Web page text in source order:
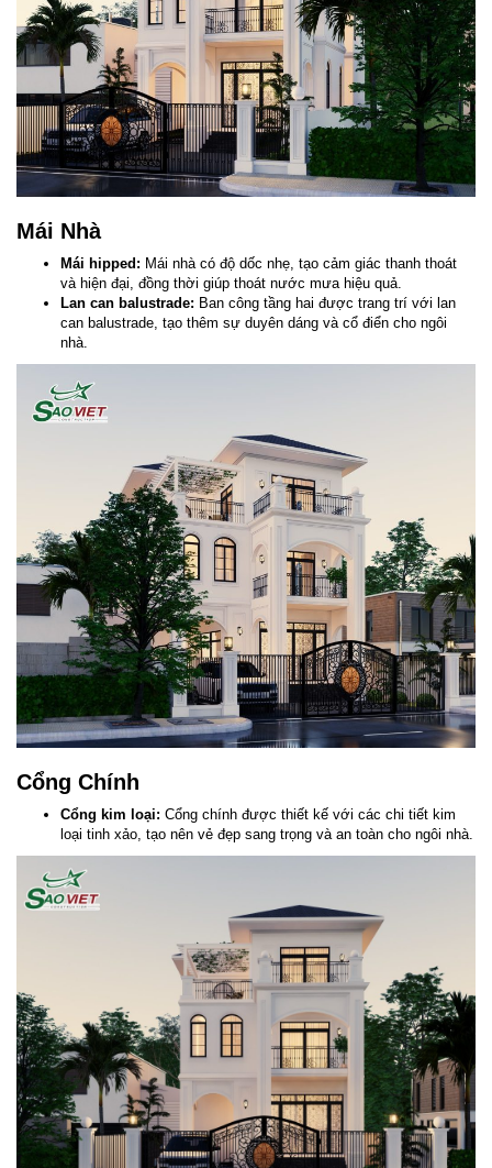
Mái Nhà
Mái hipped: Mái nhà có độ dốc nhẹ, tạo cảm giác thanh thoát
và hiện đại, đồng thời giúp thoát nước mưa hiệu quả.
Lan can balustrade: Ban công tầng hai được trang trí với lan
can balustrade, tạo thêm sự duyên dáng và cổ điển cho ngôi
nhà.
Cổng Chính
Cổng kim loại: Cổng chính được thiết kế với các chi tiết kim
loại tinh xảo, tạo nên vẻ đẹp sang trọng và an toàn cho ngôi nhà.